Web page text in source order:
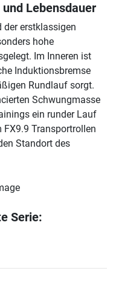
Lebensdauer
der erstklassigen
hohe
Im Inneren ist
Induktionsbremse
Rundlauf sorgt.
Schwungmasse
ein runder Lauf
Transportrollen
Standort des
Serie: